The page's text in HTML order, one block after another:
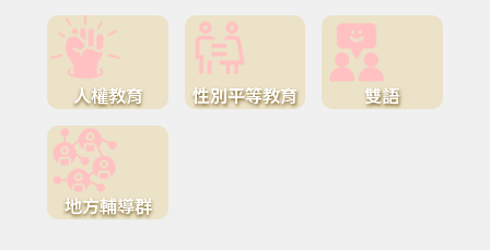
人權教育 性別平等教育 雙語
地方輔導群